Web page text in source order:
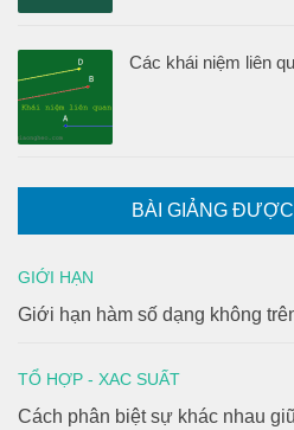
Các khái niệm liên
BÀI GIẢNG
GIỚI HẠN
Giới hạn hàm số dạng không
TỔ HỢP - XAC SUẤT
Cách phân biệt sự khác nhau